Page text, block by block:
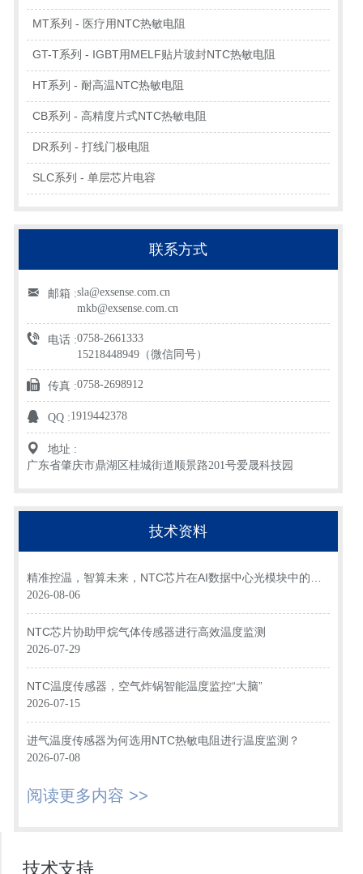
MT系列 - 医疗用NTC热敏电阻
GT-T系列 - IGBT用MELF贴片玻封NTC热敏电阻
HT系列 - 耐高温NTC热敏电阻
CB系列 - 高精度片式NTC热敏电阻
DR系列 - 打线门极电阻
SLC系列 - 单层芯片电容
联系方式
邮箱 :sla@exsense.com.cn
mkb@exsense.com.cn
电话 :0758-2661333
15218448949（微信同号）
传真 :0758-2698912
QQ :1919442378
地址 :
广东省肇庆市鼎湖区桂城街道顺景路201号爱晟科技园
技术资料
精准控温，智算未来，NTC芯片在AI数据中心光模块中的关
键应用
2026-08-06
NTC芯片协助甲烷气体传感器进行高效温度监测
2026-07-29
NTC温度传感器，空气炸锅智能温度监控“大脑”
2026-07-15
进气温度传感器为何选用NTC热敏电阻进行温度监测？
2026-07-08
阅读更多内容 >>
技术支持